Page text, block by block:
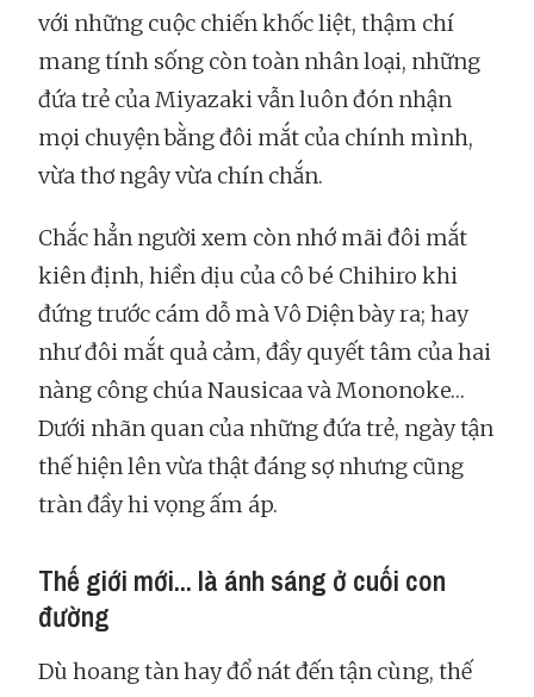
với những cuộc chiến khốc liệt, thậm chí
mang tính sống còn toàn nhân loại, những
đứa trẻ của Miyazaki vẫn luôn đón nhận
mọi chuyện bằng đôi mắt của chính mình,
vừa thơ ngây vừa chín chắn.
Chắc hẳn người xem còn nhớ mãi đôi mắt
kiên định, hiền dịu của cô bé Chihiro khi
đứng trước cám dỗ mà Vô Diện bày ra; hay
như đôi mắt quả cảm, đầy quyết tâm của hai
nàng công chúa Nausicaa và Mononoke…
Dưới nhãn quan của những đứa trẻ, ngày tận
thế hiện lên vừa thật đáng sợ nhưng cũng
tràn đầy hi vọng ấm áp.
Thế giới mới... là ánh sáng ở cuối con
đường
Dù hoang tàn hay đổ nát đến tận cùng, thế